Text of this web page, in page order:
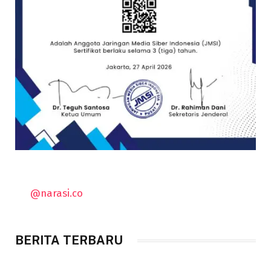
@narasi.co
BERITA TERBARU